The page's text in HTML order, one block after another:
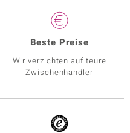
Beste Preise
Wir verzichten auf teure
Zwischenhändler